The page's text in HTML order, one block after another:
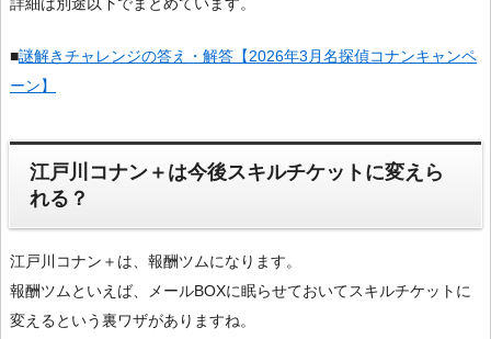
詳細は別途以下でまとめています。
■謎解きチャレンジの答え・解答【2026年3月名探偵コナンキャンペ
ーン】
江戸川コナン＋は今後スキルチケットに変えら
れる？
江戸川コナン＋は、報酬ツムになります。
報酬ツムといえば、メールBOXに眠らせておいてスキルチケットに
変えるという裏ワザがありますね。